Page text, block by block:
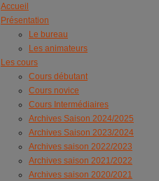
Accueil
Présentation
Le bureau
Les animateurs
Les cours
Cours débutant
Cours novice
Cours Intermédiaires
Archives Saison 2024/2025
Archives Saison 2023/2024
Archives saison 2022/2023
Archives saison 2021/2022
Archives saison 2020/2021